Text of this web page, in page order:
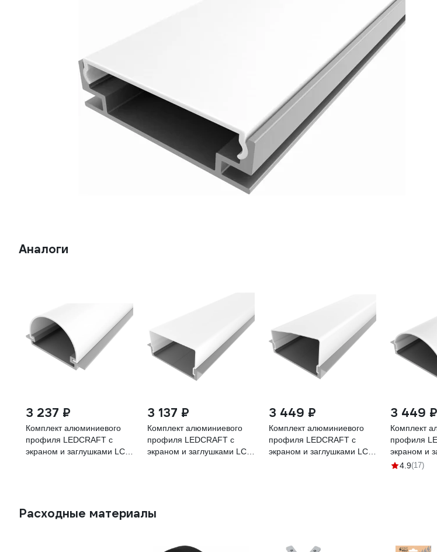
Аналоги
3 237 ₽
Комплект алюминиевого
профиля LEDCRAFT с
экраном и заглушками LC-
3 137 ₽
Комплект алюминиевого
профиля LEDCRAFT с
экраном и заглушками LC-
3 449 ₽
Комплект алюминиевого
профиля LEDCRAFT с
экраном и заглушками LC-
3 449 ₽
Комплект
профиля
экраном и
4.9(17)
Расходные материалы